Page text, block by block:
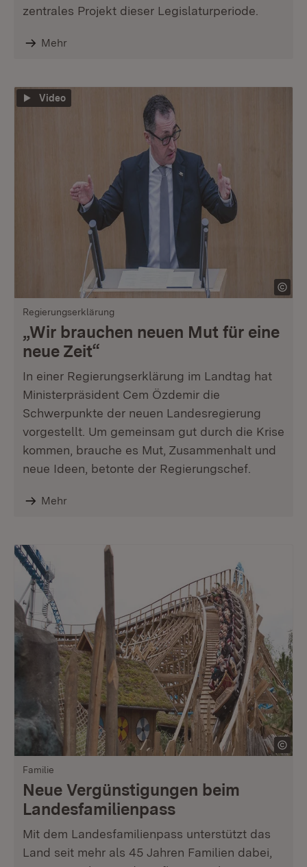
zentrales Projekt dieser Legislaturperiode.
Mehr
Video
Regierungserklärung
„Wir brauchen neuen Mut für eine
neue Zeit“
In einer Regierungserklärung im Landtag hat
Ministerpräsident Cem Özdemir die
Schwerpunkte der neuen Landesregierung
vorgestellt. Um gemeinsam gut durch die Krise
kommen, brauche es Mut, Zusammenhalt und
neue Ideen, betonte der Regierungschef.
Mehr
Familie
Neue Vergünstigungen beim
Landesfamilienpass
Mit dem Landesfamilienpass unterstützt das
Land seit mehr als 45 Jahren Familien dabei,